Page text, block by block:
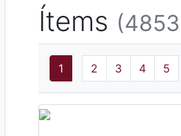
Ítems
1 2 3 4 5